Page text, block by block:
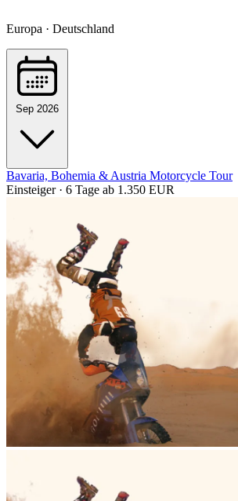
Europa · Deutschland
Sep 2026
Bavaria, Bohemia & Austria Motorcycle Tour
Einsteiger · 6 Tage ab 1.350 EUR